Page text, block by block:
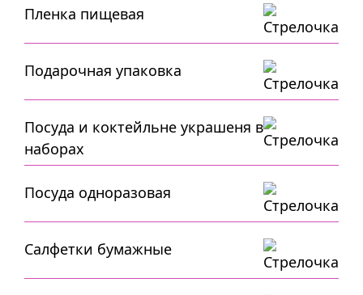
Пленка пищевая
Подарочная упаковка
Посуда и коктейльне украшеня в
наборах
Посуда одноразовая
Салфетки бумажные